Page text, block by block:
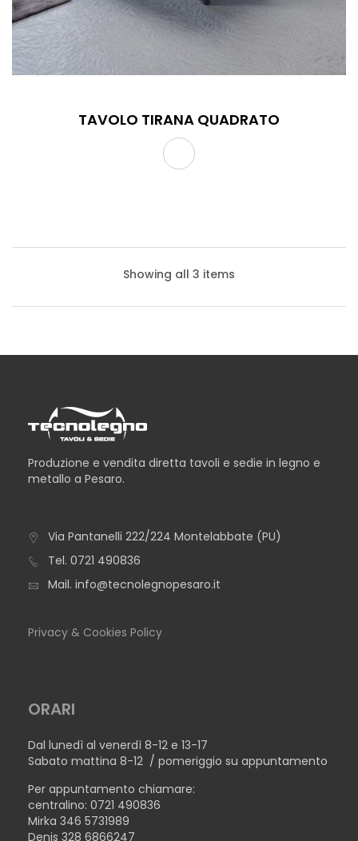
TAVOLO TIRANA QUADRATO
TAVOLO IBIZA QUADRATO
Showing all 3 items
Produzione e vendita diretta tavoli e sedie in legno e
metallo a Pesaro.
Via Pantanelli 222/224 Montelabbate (PU)
Tel. 0721 490836
Mail. info@tecnolegnopesaro.it
Privacy & Cookies Policy
ORARI
Dal lunedì al venerdì 8-12 e 13-17
Sabato mattina 8-12 / pomeriggio su appuntamento
Per appuntamento chiamare:
centralino: 0721 490836
Mirka 346 5731989
Denis 328 6866247